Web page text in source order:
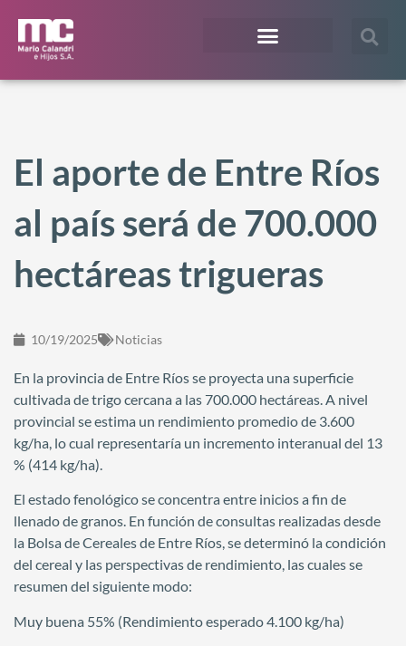
El aporte de Entre Ríos
al país será de 700.000
hectáreas trigueras
10/19/2025 Noticias
En la provincia de Entre Ríos se proyecta una superficie
cultivada de trigo cercana a las 700.000 hectáreas. A nivel
provincial se estima un rendimiento promedio de 3.600
kg/ha, lo cual representaría un incremento interanual del 13
% (414 kg/ha).
El estado fenológico se concentra entre inicios a fin de
llenado de granos. En función de consultas realizadas desde
la Bolsa de Cereales de Entre Ríos, se determinó la condición
del cereal y las perspectivas de rendimiento, las cuales se
resumen del siguiente modo:
Muy buena 55% (Rendimiento esperado 4.100 kg/ha)